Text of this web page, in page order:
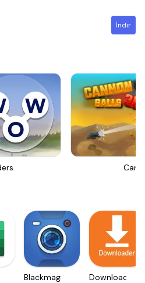
İndir
Blackmagic
Downloader